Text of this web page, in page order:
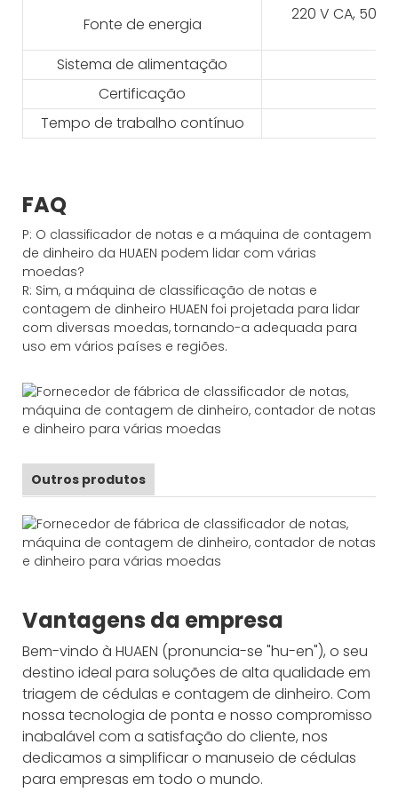
Fonte de energia
220 V CA, 50
Sistema de alimentação
Certificação
Tempo de trabalho contínuo
FAQ
P: O classificador de notas e a máquina de contagem
de dinheiro da HUAEN podem lidar com várias
moedas?
R: Sim, a máquina de classificação de notas e
contagem de dinheiro HUAEN foi projetada para lidar
com diversas moedas, tornando-a adequada para
uso em vários países e regiões.
Outros produtos
Vantagens da empresa
Bem-vindo à HUAEN (pronuncia-se "hu-en"), o seu
destino ideal para soluções de alta qualidade em
triagem de cédulas e contagem de dinheiro. Com
nossa tecnologia de ponta e nosso compromisso
inabalável com a satisfação do cliente, nos
dedicamos a simplificar o manuseio de cédulas
para empresas em todo o mundo.